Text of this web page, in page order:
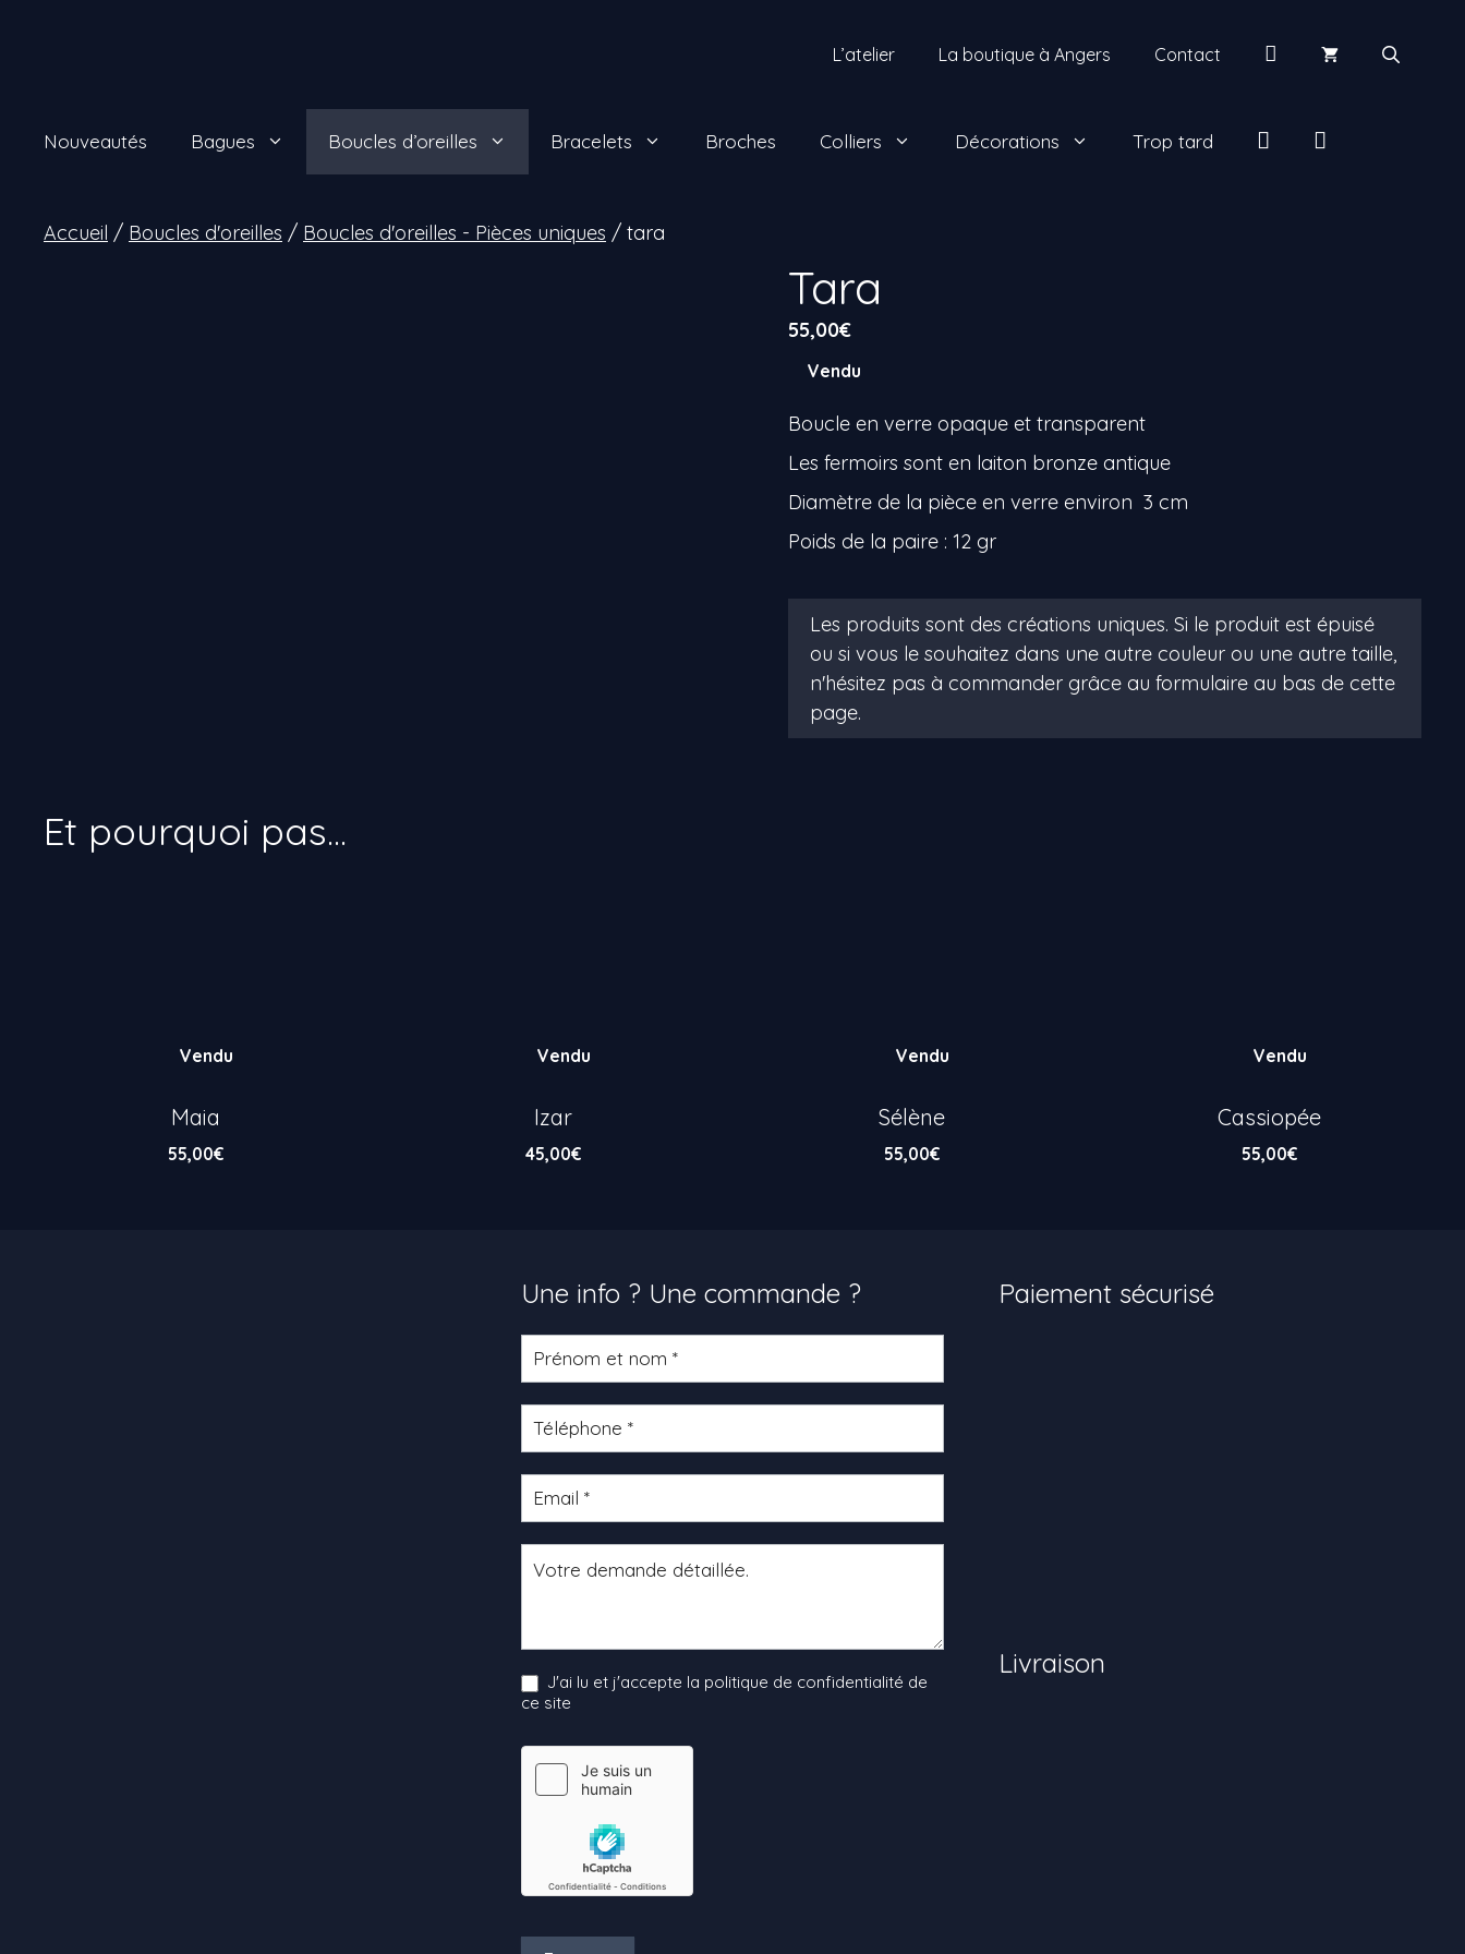
L’atelier La boutique à Angers Contact
Nouveautés Bagues Boucles d’oreilles Bracelets Broches Colliers Décorations Trop tard
Accueil / Boucles d'oreilles / Boucles d'oreilles - Pièces uniques / tara
Tara
55,00€
Vendu
Boucle en verre opaque et transparent
Les fermoirs sont en laiton bronze antique
Diamètre de la pièce en verre environ 3 cm
Poids de la paire : 12 gr
Vendu
Maia
55,00€
Vendu
Izar
45,00€
Vendu
Sélène
55,00€
Vendu
Cassiopée
55,00€
Une info ? Une commande ?
Formulaire
produit
J'ai lu et j'accepte la politique de confidentialité de
ce site
Paiement sécurisé
Livraison